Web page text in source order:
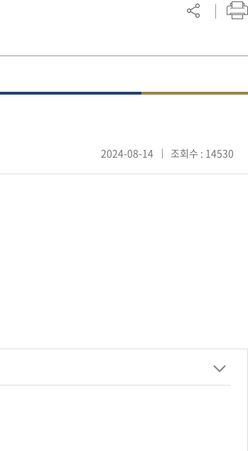
2024-08-14 조회수 : 14530